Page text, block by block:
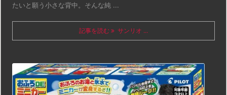
たいと願う小さな背中。そんな純 ...
記事を読む サンリオ ...